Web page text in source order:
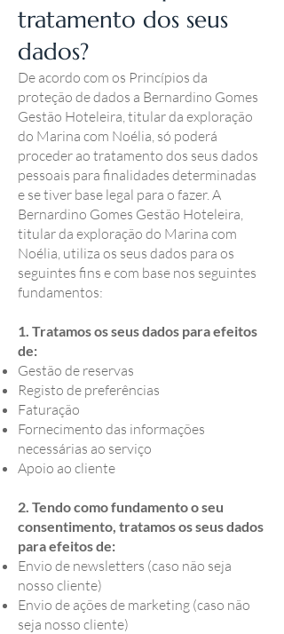
tratamento dos seus
dados?
De acordo com os Princípios da
proteção de dados a Bernardino Gomes
Gestão Hoteleira, titular da exploração
do Marina com Noélia, só poderá
proceder ao tratamento dos seus dados
pessoais para finalidades determinadas
e se tiver base legal para o fazer. A
Bernardino Gomes Gestão Hoteleira,
titular da exploração do Marina com
Noélia, utiliza os seus dados para os
seguintes fins e com base nos seguintes
fundamentos:
1. Tratamos os seus dados para efeitos
de:
Gestão de reservas
Registo de preferências
Faturação
Fornecimento das informações
necessárias ao serviço
Apoio ao cliente
2. Tendo como fundamento o seu
consentimento, tratamos os seus dados
para efeitos de:
Envio de newsletters (caso não seja
nosso cliente)
Envio de ações de marketing (caso não
seja nosso cliente)